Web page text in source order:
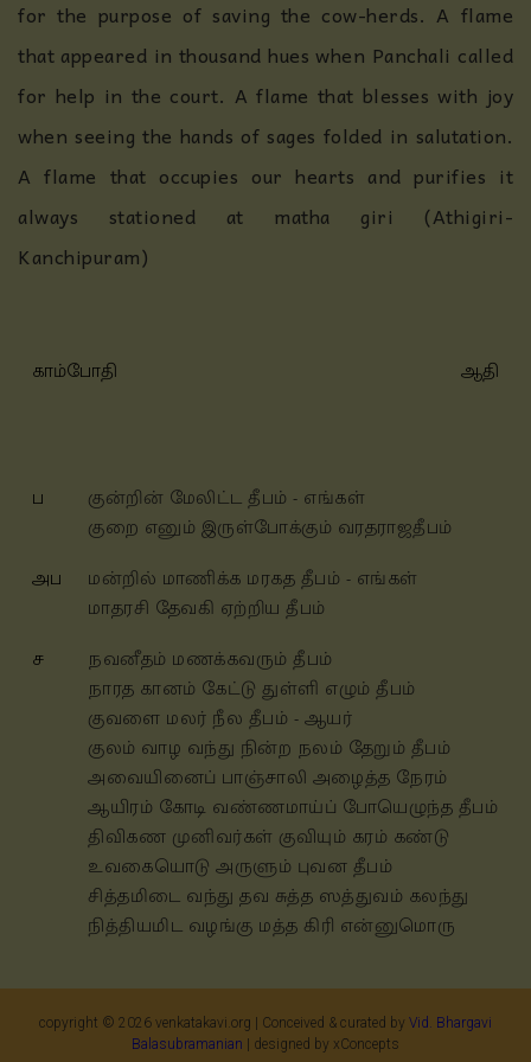
for the purpose of saving the cow-herds. A flame
that appeared in thousand hues when Panchali called
for help in the court. A flame that blesses with joy
when seeing the hands of sages folded in salutation.
A flame that occupies our hearts and purifies it
always stationed at matha giri (Athigiri-
Kanchipuram)
காம்போதி ஆதி
ப
குன்றின் மேலிட்ட தீபம் - எங்கள்
குறை எனும் இருள்போக்கும் வரதராஜதீபம்
அப
மன்றில் மாணிக்க மரகத தீபம் - எங்கள்
மாதரசி தேவகி ஏற்றிய தீபம்
ச
நவனீதம் மணக்கவரும் தீபம்
நாரத கானம் கேட்டு துள்ளி எழும் தீபம்
குவளை மலர் நீல தீபம் - ஆயர்
குலம் வாழ வந்து நின்ற நலம் தேறும் தீபம்
அவையினைப் பாஞ்சாலி அழைத்த நேரம்
ஆயிரம் கோடி வண்ணமாய்ப் போயெழுந்த தீபம்
திவிகண முனிவர்கள் குவியும் கரம் கண்டு
உவகையொடு அருளும் புவன தீபம்
சித்தமிடை வந்து தவ சுத்த ஸத்துவம் கலந்து
நித்தியமிட வழங்கு மத்த கிரி என்னுமொரு
copyright © 2026 venkatakavi.org | Conceived & curated by Vid. Bhargavi
Balasubramanian | designed by xConcepts